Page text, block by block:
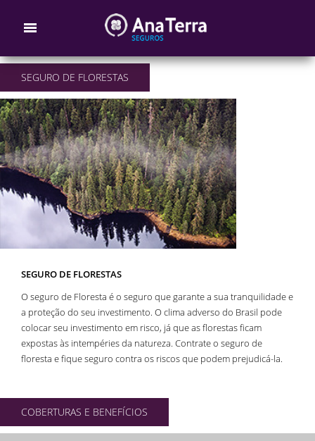
SEGURO DE FLORESTAS
SEGURO DE FLORESTAS
O seguro de Floresta é o seguro que garante a sua tranquilidade e
a proteção do seu investimento. O clima adverso do Brasil pode
colocar seu investimento em risco, já que as florestas ficam
expostas às intempéries da natureza. Contrate o seguro de
floresta e fique seguro contra os riscos que podem prejudicá-la.
COBERTURAS E BENEFÍCIOS